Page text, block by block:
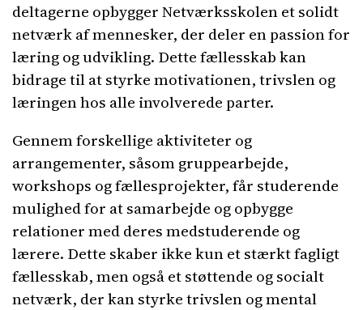
deltagerne opbygger Netværksskolen et solidt
netværk af mennesker, der deler en passion for
læring og udvikling. Dette fællesskab kan
bidrage til at styrke motivationen, trivslen og
læringen hos alle involverede parter.
Gennem forskellige aktiviteter og
arrangementer, såsom gruppearbejde,
workshops og fællesprojekter, får studerende
mulighed for at samarbejde og opbygge
relationer med deres medstuderende og
lærere. Dette skaber ikke kun et stærkt fagligt
fællesskab, men også et støttende og socialt
netværk, der kan styrke trivslen og mental